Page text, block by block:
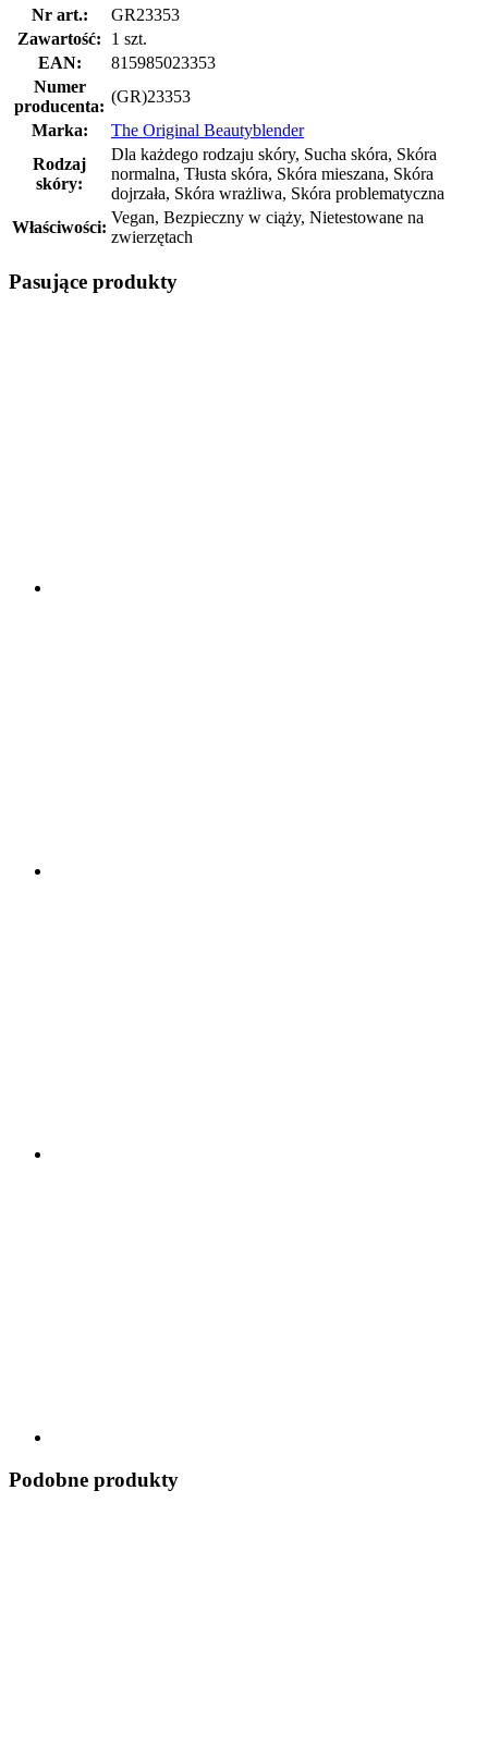
Nr art.:
GR23353
Zawartość:
1 szt.
EAN:
815985023353
Numer
producenta:
(GR)23353
Marka:
The Original Beautyblender
Rodzaj
skóry:
Dla każdego rodzaju skóry, Sucha skóra, Skóra
normalna, Tłusta skóra, Skóra mieszana, Skóra
dojrzała, Skóra wrażliwa, Skóra problematyczna
Właściwości:
Vegan, Bezpieczny w ciąży, Nietestowane na
zwierzętach
Pasujące produkty
Podobne produkty